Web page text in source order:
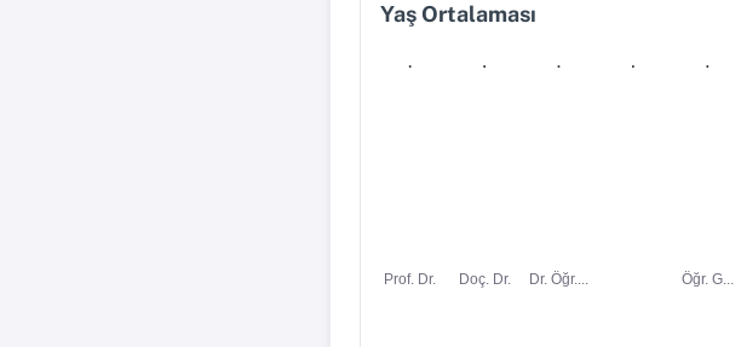
Yaş Ortalaması
Prof. Dr. Doç. Dr. Dr. Öğr.... Öğr. G...